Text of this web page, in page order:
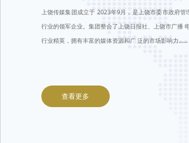
上饶传媒集团成立于 2023年9月，是上饶市委市政府
行业的领军企业。集团整合了上饶日报社、上饶市广播
行业精英，拥有丰富的媒体资源和广 泛的市场影响力......
查看更多